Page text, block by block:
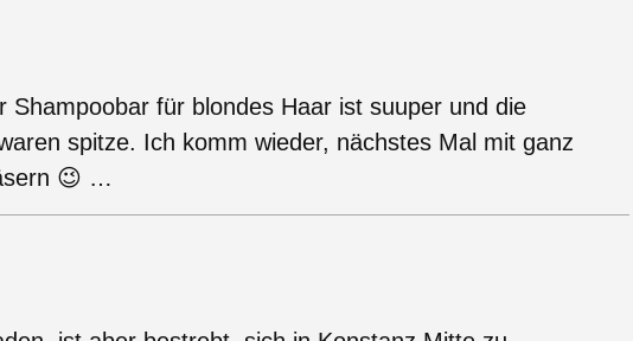
Shampoobar für blondes Haar ist suuper und die
spitze. Ich komm wieder, nächstes Mal mit ganz
😉 …